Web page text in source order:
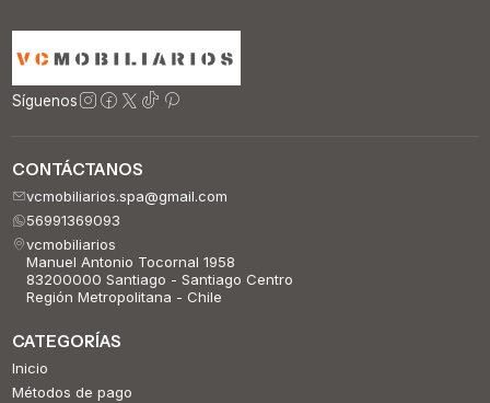
Síguenos
CONTÁCTANOS
vcmobiliarios.spa@gmail.com
56991369093
vcmobiliarios
Manuel Antonio Tocornal 1958
83200000 Santiago - Santiago Centro
Región Metropolitana - Chile
CATEGORÍAS
Inicio
Métodos de pago